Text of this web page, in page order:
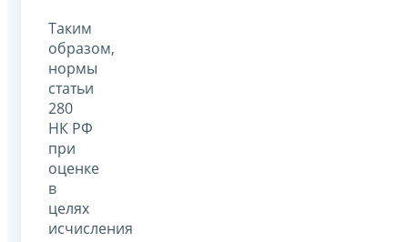
Таким
образом,
нормы
статьи
280
НК РФ
при
оценке
в
целях
исчисления